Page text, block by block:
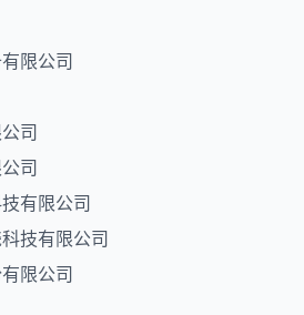
限公司
司
司
有限公司
技有限公司
限公司